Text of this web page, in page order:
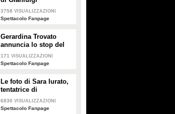
Donnarumma e Alessia
Elefante
3758 VISUALIZZAZIONI
Spettacolo Fanpage
Gerardina Trovato
annuncia lo stop del
tour per problemi di
salute
171 VISUALIZZAZIONI
Spettacolo Fanpage
Le foto di Sara Iurato,
tentatrice di
Temptation Island 2026
6830 VISUALIZZAZIONI
Spettacolo Fanpage